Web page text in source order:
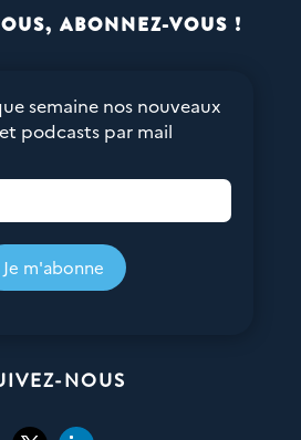
ABONNEZ-VOUS !
semaine nos nouveaux
podcasts par mail
Je m'abonne
NOUS